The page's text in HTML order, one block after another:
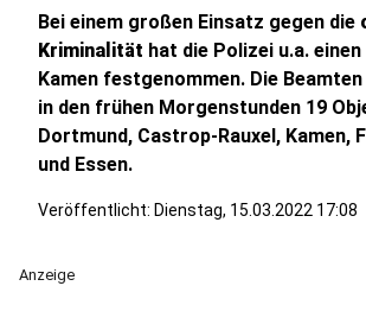
Bei einem großen Einsatz gegen die
Kriminalität hat die Polizei u.a.
Kamen festgenommen. Die
in den frühen Morgenstunden 19
Dortmund, Castrop-Rauxel, Kamen,
und Essen.
Veröffentlicht: Dienstag, 15.03.2022 17:08
Anzeige